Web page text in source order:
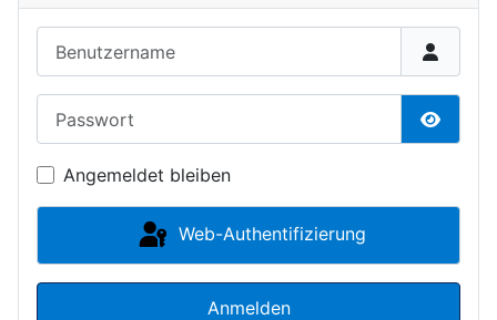
Angemeldet bleiben
Web-Authentifizierung
Anmelden